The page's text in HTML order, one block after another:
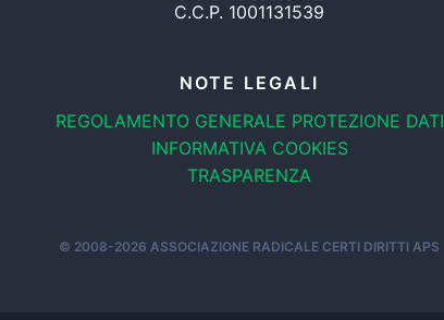
C.C.P. 1001131539
NOTE LEGALI
REGOLAMENTO GENERALE PROTEZIONE DATI
INFORMATIVA COOKIES
TRASPARENZA
© 2008-2026 ASSOCIAZIONE RADICALE CERTI DIRITTI APS